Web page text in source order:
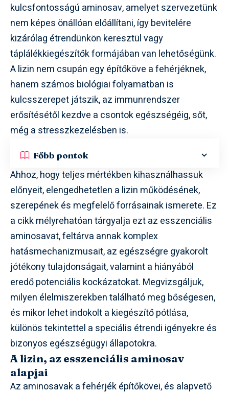
kulcsfontosságú aminosav, amelyet szervezetünk
nem képes önállóan előállítani, így bevitelére
kizárólag étrendünkön keresztül vagy
táplálékkiegészítők formájában van lehetőségünk.
A lizin nem csupán egy építőköve a fehérjéknek,
hanem számos biológiai folyamatban is
kulcsszerepet játszik, az immunrendszer
erősítésétől kezdve a csontok egészségéig, sőt,
még a stresszkezelésben is.
Főbb pontok
Ahhoz, hogy teljes mértékben kihasználhassuk
előnyeit, elengedhetetlen a lizin működésének,
szerepének és megfelelő forrásainak ismerete. Ez
a cikk mélyrehatóan tárgyalja ezt az esszenciális
aminosavat, feltárva annak komplex
hatásmechanizmusait, az egészségre gyakorolt
jótékony tulajdonságait, valamint a hiányából
eredő potenciális kockázatokat. Megvizsgáljuk,
milyen élelmiszerekben található meg bőségesen,
és mikor lehet indokolt a kiegészítő pótlása,
különös tekintettel a speciális étrendi igényekre és
bizonyos egészségügyi állapotokra.
A lizin, az esszenciális aminosav
alapjai
Az aminosavak a fehérjék építőkövei, és alapvető